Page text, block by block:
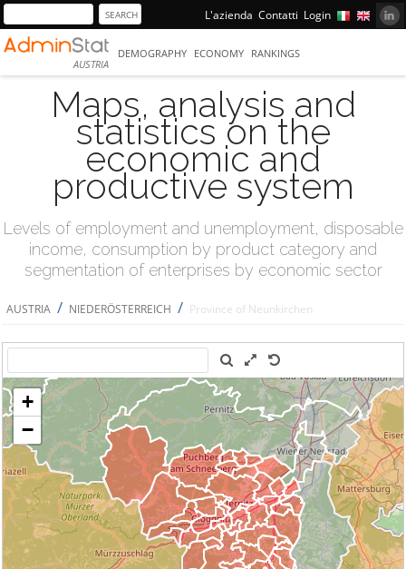
L'azienda Contatti Login
AUSTRIA
DEMOGRAPHY ECONOMY RANKINGS
Maps, analysis and
statistics on the
economic and
productive system
Levels of employment and unemployment, disposable
income, consumption by product category and
segmentation of enterprises by economic sector
AUSTRIA / NIEDERÖSTERREICH / Province of Neunkirchen